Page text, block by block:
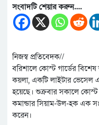
সংবাদটি শেয়ার করুন....
নিজস্ব প্রতিবেদক//
বরিশালে কোস্ট গার্ডের
কয়লা, একটি লাইটার ভেসেল
হয়েছে। শুক্রবার সকালে কোস্ট
কমান্ডার সিয়াম-উল-হক এক
করেন।